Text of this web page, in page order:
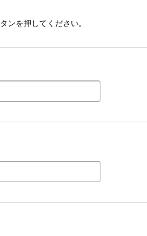
ンを押してください。